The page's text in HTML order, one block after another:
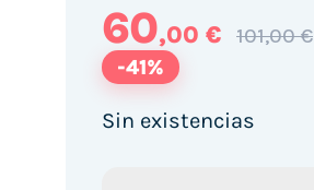
60,00 € 101,00 €
-41%
Sin existencias